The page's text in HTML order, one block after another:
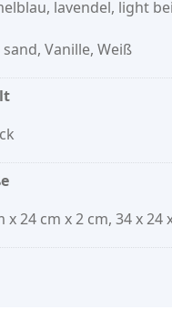
lavendel, light
Vanille, Weiß
x 24 cm x 2 cm, 34 x 24